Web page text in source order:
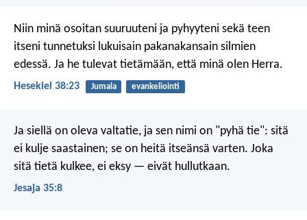
Niin minä osoitan suuruuteni ja pyhyyteni sekä teen
itseni tunnetuksi lukuisain pakanakansain silmien
edessä. Ja he tulevat tietämään, että minä olen Herra.
Hesekiel 38:23 Jumala evankeliointi
Ja siellä on oleva valtatie, ja sen nimi on "pyhä tie": sitä
ei kulje saastainen; se on heitä itseänsä varten. Joka
sitä tietä kulkee, ei eksy — eivät hullutkaan.
Jesaja 35:8